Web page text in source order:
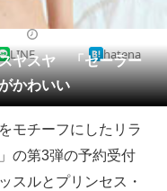
ヤスヤ 「セーラー
かわいい
LINE hatena
モチーフにしたリラ
の第3弾の予約受付
スルとプリンセス・